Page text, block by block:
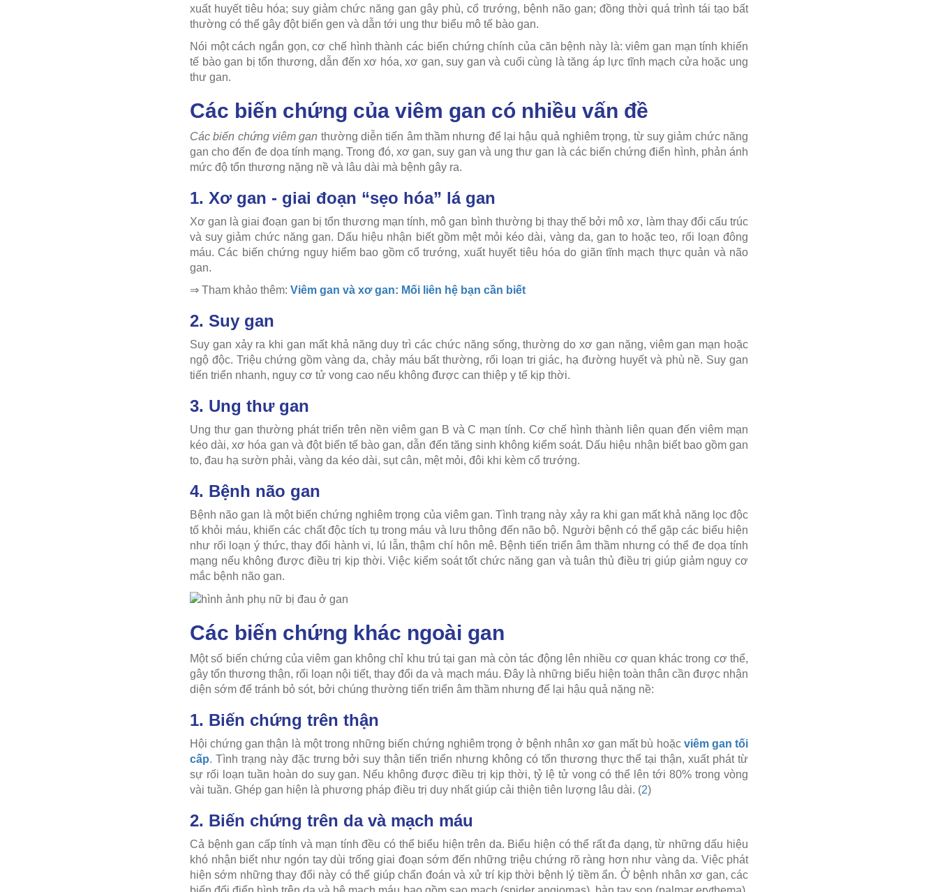
xuất huyết tiêu hóa; suy giảm chức năng gan gây phù, cổ trướng, bệnh não gan; đồng thời quá trình tái tạo bất
thường có thể gây đột biến gen và dẫn tới ung thư biểu mô tế bào gan.
Nói một cách ngắn gọn, cơ chế hình thành các biến chứng chính của căn bệnh này là: viêm gan mạn tính khiến
tế bào gan bị tổn thương, dẫn đến xơ hóa, xơ gan, suy gan và cuối cùng là tăng áp lực tĩnh mạch cửa hoặc ung
thư gan.
Các biến chứng của viêm gan có nhiều vấn đề
Các biến chứng viêm gan thường diễn tiến âm thầm nhưng để lại hậu quả nghiêm trọng, từ suy giảm chức năng
gan cho đến đe dọa tính mạng. Trong đó, xơ gan, suy gan và ung thư gan là các biến chứng điển hình, phản ánh
mức độ tổn thương nặng nề và lâu dài mà bệnh gây ra.
1. Xơ gan - giai đoạn “sẹo hóa” lá gan
Xơ gan là giai đoạn gan bị tổn thương mạn tính, mô gan bình thường bị thay thế bởi mô xơ, làm thay đổi cấu trúc
và suy giảm chức năng gan. Dấu hiệu nhận biết gồm mệt mỏi kéo dài, vàng da, gan to hoặc teo, rối loạn đông
máu. Các biến chứng nguy hiểm bao gồm cổ trướng, xuất huyết tiêu hóa do giãn tĩnh mạch thực quản và não
gan.
⇒ Tham khảo thêm: Viêm gan và xơ gan: Mối liên hệ bạn cần biết
2. Suy gan
Suy gan xảy ra khi gan mất khả năng duy trì các chức năng sống, thường do xơ gan nặng, viêm gan mạn hoặc
ngộ độc. Triệu chứng gồm vàng da, chảy máu bất thường, rối loạn tri giác, hạ đường huyết và phù nề. Suy gan
tiến triển nhanh, nguy cơ tử vong cao nếu không được can thiệp y tế kịp thời.
3. Ung thư gan
Ung thư gan thường phát triển trên nền viêm gan B và C mạn tính. Cơ chế hình thành liên quan đến viêm mạn
kéo dài, xơ hóa gan và đột biến tế bào gan, dẫn đến tăng sinh không kiểm soát. Dấu hiệu nhận biết bao gồm gan
to, đau hạ sườn phải, vàng da kéo dài, sụt cân, mệt mỏi, đôi khi kèm cổ trướng.
4. Bệnh não gan
Bệnh não gan là một biến chứng nghiêm trọng của viêm gan. Tình trạng này xảy ra khi gan mất khả năng lọc độc
tố khỏi máu, khiến các chất độc tích tụ trong máu và lưu thông đến não bộ. Người bệnh có thể gặp các biểu hiện
như rối loạn ý thức, thay đổi hành vi, lú lẫn, thậm chí hôn mê. Bệnh tiến triển âm thầm nhưng có thể đe dọa tính
mạng nếu không được điều trị kịp thời. Việc kiểm soát tốt chức năng gan và tuân thủ điều trị giúp giảm nguy cơ
mắc bệnh não gan.
Các biến chứng khác ngoài gan
Một số biến chứng của viêm gan không chỉ khu trú tại gan mà còn tác động lên nhiều cơ quan khác trong cơ thể,
gây tổn thương thận, rối loạn nội tiết, thay đổi da và mạch máu. Đây là những biểu hiện toàn thân cần được nhận
diện sớm để tránh bỏ sót, bởi chúng thường tiến triển âm thầm nhưng để lại hậu quả nặng nề:
1. Biến chứng trên thận
Hội chứng gan thận là một trong những biến chứng nghiêm trọng ở bệnh nhân xơ gan mất bù hoặc viêm gan tối
cấp. Tình trạng này đặc trưng bởi suy thận tiến triển nhưng không có tổn thương thực thể tại thận, xuất phát từ
sự rối loạn tuần hoàn do suy gan. Nếu không được điều trị kịp thời, tỷ lệ tử vong có thể lên tới 80% trong vòng
vài tuần. Ghép gan hiện là phương pháp điều trị duy nhất giúp cải thiện tiên lượng lâu dài. (2)
2. Biến chứng trên da và mạch máu
Cả bệnh gan cấp tính và mạn tính đều có thể biểu hiện trên da. Biểu hiện có thể rất đa dạng, từ những dấu hiệu
khó nhận biết như ngón tay dùi trống giai đoạn sớm đến những triệu chứng rõ ràng hơn như vàng da. Việc phát
hiện sớm những thay đổi này có thể giúp chẩn đoán và xử trí kịp thời bệnh lý tiềm ẩn. Ở bệnh nhân xơ gan, các